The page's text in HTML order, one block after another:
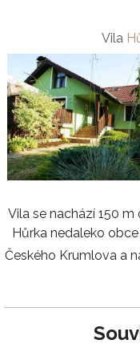
Vila
Vila se nachází 150
Hůrka nedaleko
Českého Krumlova a